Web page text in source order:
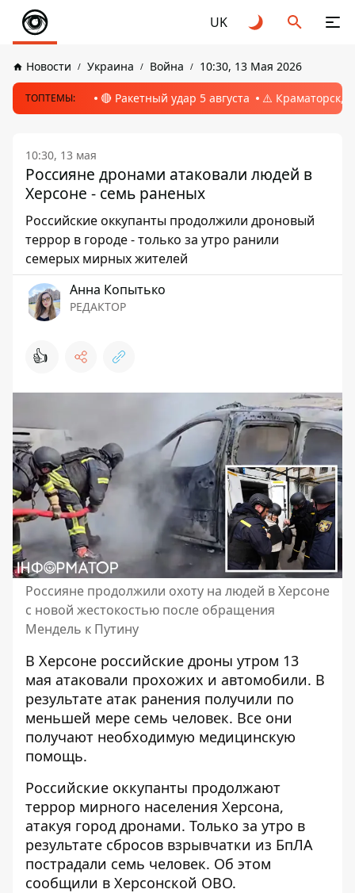
UK
Новости Украина Война 10:30, 13 Мая 2026
ТОПТЕМЫ: 🔴 Ракетный удар 5 августа ⚠️ Краматорск,
10:30, 13 мая
Россияне дронами атаковали людей в
Херсоне - семь раненых
Российские оккупанты продолжили дроновый
террор в городе - только за утро ранили
семерых мирных жителей
Анна Копытько
РЕДАКТОР
👍
Россияне продолжили охоту на людей в Херсоне
с новой жестокостью после обращения
Мендель к Путину
В Херсоне российские дроны утром 13
мая атаковали прохожих и автомобили. В
результате атак ранения получили по
меньшей мере семь человек. Все они
получают необходимую медицинскую
помощь.
Российские оккупанты продолжают
террор мирного населения Херсона,
атакуя город дронами. Только за утро в
результате сбросов взрывчатки из БпЛА
пострадали семь человек. Об этом
сообщили в Херсонской ОВО.